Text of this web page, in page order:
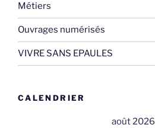
Métiers
Ouvrages numérisés
VIVRE SANS EPAULES
CALENDRIER
août 2026